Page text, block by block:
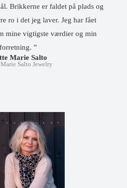
Brikkerne er faldet på plads og
ro i det jeg laver. Jeg har fået
mine vigtigste værdier og min
forretning. ”
Marie Salto
Salto Jewelry